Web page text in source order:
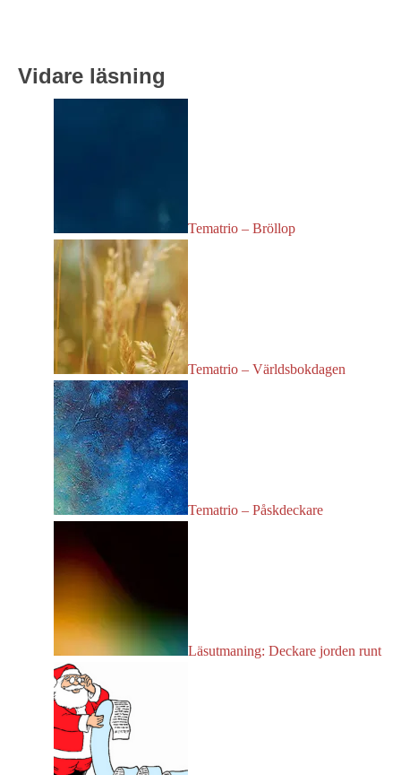
Vidare läsning
Tematrio – Bröllop
Tematrio – Världsbokdagen
Tematrio – Påskdeckare
Läsutmaning: Deckare jorden runt